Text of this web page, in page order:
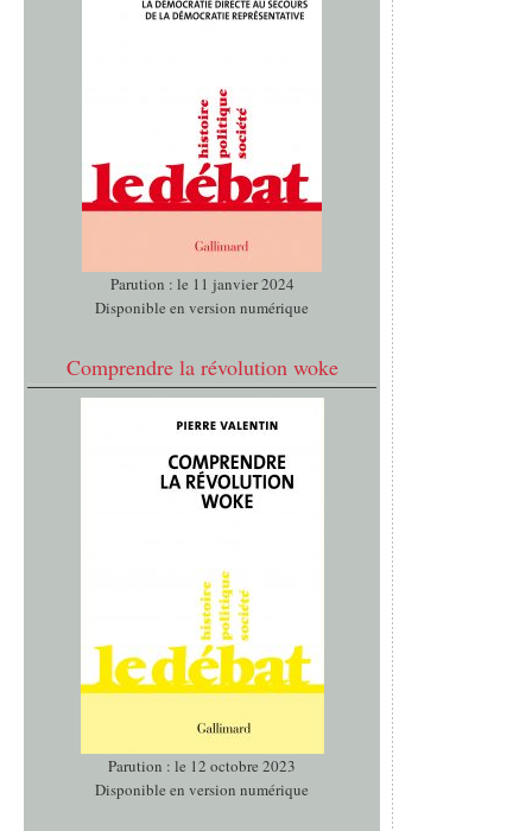
Parution : le 11 janvier 2024
Disponible en version numérique
Comprendre la révolution woke
Parution : le 12 octobre 2023
Disponible en version numérique